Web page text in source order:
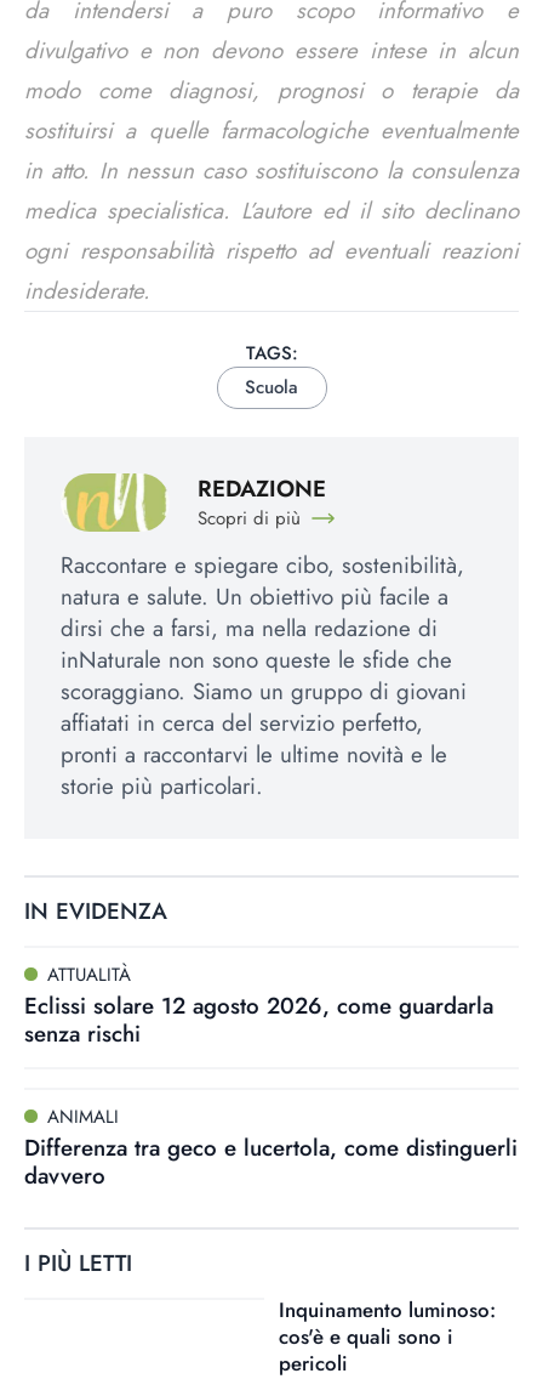
da intendersi a puro scopo informativo e
divulgativo e non devono essere intese in alcun
modo come diagnosi, prognosi o terapie da
sostituirsi a quelle farmacologiche eventualmente
in atto. In nessun caso sostituiscono la consulenza
medica specialistica. L’autore ed il sito declinano
ogni responsabilità rispetto ad eventuali reazioni
indesiderate.
TAGS:
Scuola
REDAZIONE
Scopri di più
Raccontare e spiegare cibo, sostenibilità,
natura e salute. Un obiettivo più facile a
dirsi che a farsi, ma nella redazione di
inNaturale non sono queste le sfide che
scoraggiano. Siamo un gruppo di giovani
affiatati in cerca del servizio perfetto,
pronti a raccontarvi le ultime novità e le
storie più particolari.
IN EVIDENZA
ATTUALITÀ
Eclissi solare 12 agosto 2026, come guardarla
senza rischi
ANIMALI
Differenza tra geco e lucertola, come distinguerli
davvero
I PIÙ LETTI
Inquinamento luminoso:
cos'è e quali sono i
pericoli